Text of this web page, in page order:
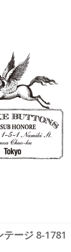
ージ 8-1781